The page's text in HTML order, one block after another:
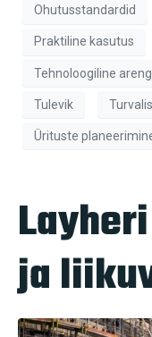
Ohutusstandardid
Praktiline kasutus
Tehnoloogiline areng
Tulevik
Ürituste
ja